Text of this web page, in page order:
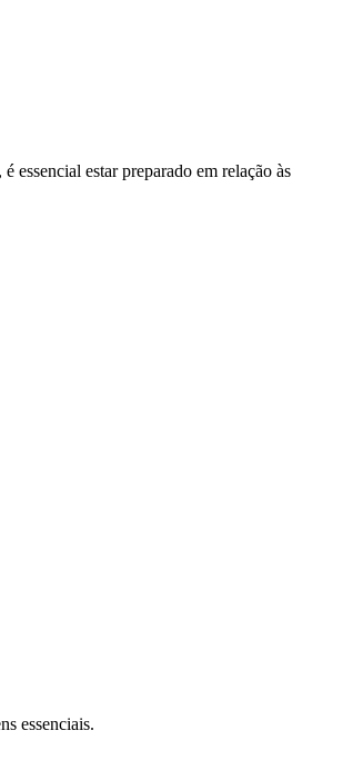
essencial estar preparado em relação às
essenciais.